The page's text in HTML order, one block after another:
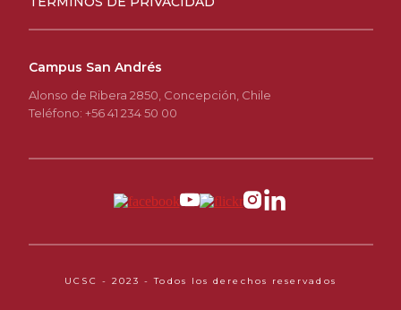
Campus San Andrés
Alonso de Ribera 2850, Concepción, Chile
Teléfono: +56 41 234 50 00
UCSC - 2023 - Todos los derechos reservados